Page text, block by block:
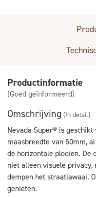
Productinformatie
(Goed geïnformeerd)
Omschrijving (In detail)
Nevada Super® is
maasbreedte van 50mm,
de horizontale plooien. De
niet alleen visuele
dempen het straatlawaai.
genieten.